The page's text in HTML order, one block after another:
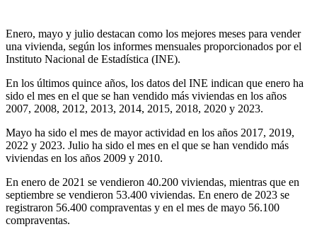
Enero, mayo y julio destacan como los mejores meses para vender
una vivienda, según los informes mensuales proporcionados por el
Instituto Nacional de Estadística (INE).
En los últimos quince años, los datos del INE indican que enero ha
sido el mes en el que se han vendido más viviendas en los años
2007, 2008, 2012, 2013, 2014, 2015, 2018, 2020 y 2023.
Mayo ha sido el mes de mayor actividad en los años 2017, 2019,
2022 y 2023. Julio ha sido el mes en el que se han vendido más
viviendas en los años 2009 y 2010.
En enero de 2021 se vendieron 40.200 viviendas, mientras que en
septiembre se vendieron 53.400 viviendas. En enero de 2023 se
registraron 56.400 compraventas y en el mes de mayo 56.100
compraventas.